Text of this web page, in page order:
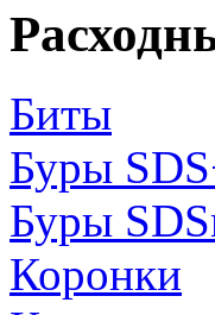
Биты
Буры
Буры
Коронки